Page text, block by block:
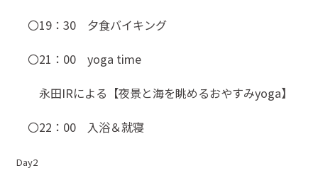
〇19：30 夕食バイキング
〇21：00 yoga time
永田IRによる【夜景と海を眺めるおやすみyoga】
〇22：00 入浴＆就寝
Day2